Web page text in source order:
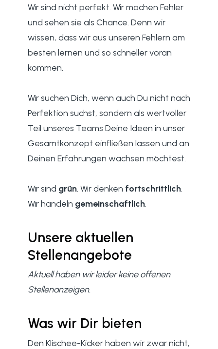
Wir sind nicht perfekt. Wir machen Fehler
und sehen sie als Chance. Denn wir
wissen, dass wir aus unseren Fehlern am
besten lernen und so schneller voran
kommen.
Wir suchen Dich, wenn auch Du nicht nach
Perfektion suchst, sondern als wertvoller
Teil unseres Teams Deine Ideen in unser
Gesamtkonzept einfließen lassen und an
Deinen Erfahrungen wachsen möchtest.
Wir sind grün. Wir denken fortschrittlich.
Wir handeln gemeinschaftlich.
Unsere aktuellen
Stellenangebote
Aktuell haben wir leider keine offenen
Stellenanzeigen.
Was wir Dir bieten
Den Klischee-Kicker haben wir zwar nicht,